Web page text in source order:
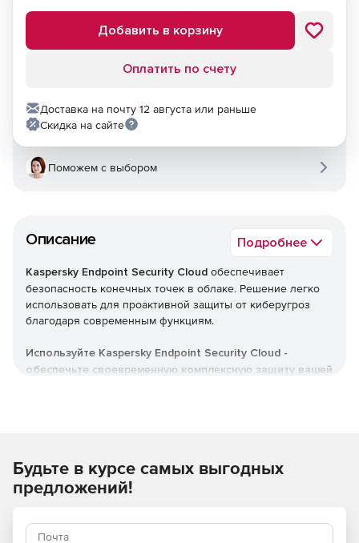
Описание Подробнее
Kaspersky Endpoint Security Cloud обеспечивает
безопасность конечных точек в облаке. Решение легко
использовать для проактивной защиты от киберугроз
благодаря современным функциям.
Используйте Kaspersky Endpoint Security Cloud -
обеспечьте своевременную комплексную защиту вашей
Добавить в корзину
Оплатить по счету
Доставка на почту 12 августа или раньше
Скидка на сайте
Поможем с выбором
Будьте в курсе самых выгодных
предложений!